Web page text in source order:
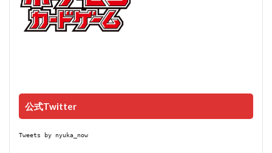
公式Twitter
Tweets by nyuka_now